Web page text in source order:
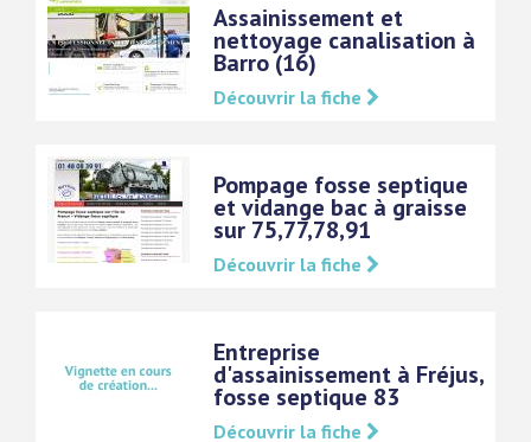
Assainissement et
nettoyage canalisation à
Barro (16)
Découvrir la fiche
Pompage fosse septique
et vidange bac à graisse
sur 75,77,78,91
Découvrir la fiche
Entreprise
d'assainissement à Fréjus,
fosse septique 83
Découvrir la fiche